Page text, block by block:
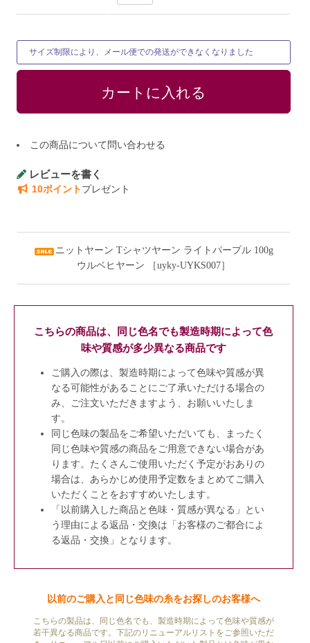
サイズ制限により、メール便での発送ができなくなりました
この商品について問い合わせる
レビューを書く
10ポイントプレゼント
ニットヤーン Tシャツヤーン ライトパープル 100g
ウルベヒヤーン ［uyky-UYKS007］
こちらの商品は、同じ色名でも製造時期によって色
味や質感が多少異なる商品です
ご購入の際は、製造時期によって色味や質感が異
なる可能性があることにご了承いただける場合の
み、ご注文いただきますよう、お願いいたしま
す。
同じ色味の製品をご希望いただいても、まったく
同じ色味や質感の商品をご用意できない場合があ
ります。たくさんご使用いただく予定がおありの
場合は、あらかじめ使用予定数をまとめてご購入
いただくことをおすすめいたします。
「以前購入した商品と色味・質感が異なる」とい
う理由による返品・交換は「お客様のご都合によ
る返品・交換」となります。